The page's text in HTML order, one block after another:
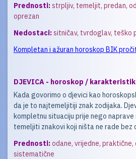
Prednosti:strpljiv, temeljit, predan,
oprezan
Nedostaci:sitničav, tvrdoglav, teško
Kompletan i ažuran horoskop BIK
DJEVICA - horoskop /
Kada govorimo o djevici kao
da je to najtemeljitiji znak zodijaka.
kompletnu situaciju prije nego
temeljiti znakovi koji ništa ne rade bez
Prednosti:odane, vrijedne, praktične,
sistematične